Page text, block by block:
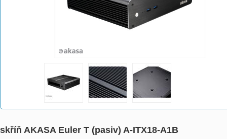
skříň AKASA Euler T (pasiv) A-ITX18-A1B